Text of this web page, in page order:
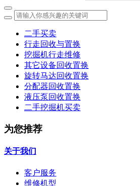
二手买卖
行走回收与置换
挖掘机行走维修
其它设备回收置换
旋转马达回收置换
分配器回收置换
液压泵回收置换
二手挖掘机买卖
为您推荐
关于我们
客户服务
维修机型